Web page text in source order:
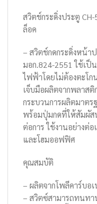
สวิตช์กระดิ่งประตู CH-
ล็อค
– สวิตช์กดกระดิ่งหน้า
มอก.824-2551 ใช้เป็
ไฟฟ้าโดยไม่ต้องตะโ
เจ็บมือผลิตจากพลาส
กระบวนการผลิตมาตร
พร้อมปุ่มกดที่ให้สัมผั
ต่อการ ใช้งานอย่างต่
และโฮมออฟฟิศ
คุณสมบัติ
– ผลิตจากโพลีคาร์บอ
– สวิตซ์สามารถทนทา